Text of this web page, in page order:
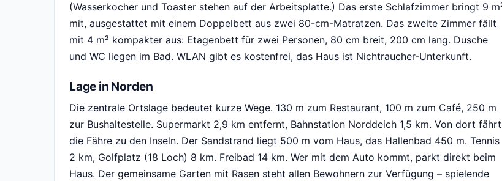
(Wasserkocher und Toaster stehen auf der Arbeitsplatte.) Das erste Schlafzimmer bringt 9
mit, ausgestattet mit einem Doppelbett aus zwei 80-cm-Matratzen. Das zweite Zimmer fällt
mit 4 m² kompakter aus: Etagenbett für zwei Personen, 80 cm breit, 200 cm lang. Dusche
und WC liegen im Bad. WLAN gibt es kostenfrei, das Haus ist Nichtraucher-Unterkunft.
Lage in Norden
Die zentrale Ortslage bedeutet kurze Wege. 130 m zum Restaurant, 100 m zum Café, 250 m
zur Bushaltestelle. Supermarkt 2,9 km entfernt, Bahnstation Norddeich 1,5 km. Von dort fährt
die Fähre zu den Inseln. Der Sandstrand liegt 500 m vom Haus, das Hallenbad 450 m. Tennis
2 km, Golfplatz (18 Loch) 8 km. Freibad 14 km. Wer mit dem Auto kommt, parkt direkt beim
Haus. Der gemeinsame Garten mit Rasen steht allen Bewohnern zur Verfügung – spielende